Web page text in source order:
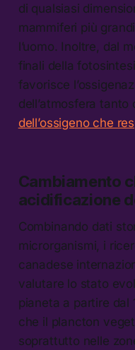
di qualsiasi
mammiferi più
l’uomo. Inoltre, dal
finali della
favorisce
dell’atmosfera tanto
dell’ossigeno che
Cambiamento
acidificazione
Combinando dati
microrganismi, i
canadese
valutare lo stato
pianeta a partire dal
che il plancton
soprattutto nelle